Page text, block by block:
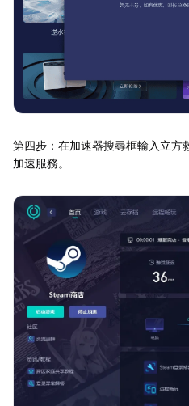
第四步：在加速器搜尋框輸入立方
加速服務。